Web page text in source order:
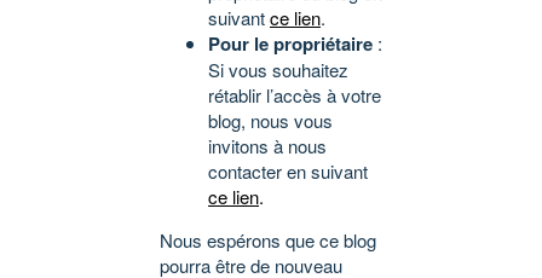
suivantce lien.
Pour le propriétaire :
Si vous souhaitez
rétablir l’accès à votre
blog, nous vous
invitons à nous
contacter en suivant
ce lien.
Nous espérons que ce blog
pourra être de nouveau